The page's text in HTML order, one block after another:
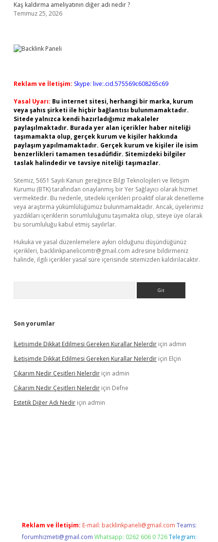
Kaş kaldırma ameliyatının diğer adı nedir ?
Temmuz 25, 2026
Reklam ve İletişim: Skype: live:.cid.575569c608265c69
Yasal Uyarı: Bu internet sitesi, herhangi bir marka, kurum
veya şahıs şirketi ile hiçbir bağlantısı bulunmamaktadır.
Sitede yalnızca kendi hazırladığımız makaleler
paylaşılmaktadır. Burada yer alan içerikler haber niteliği
taşımamakta olup, gerçek kurum ve kişiler hakkında
paylaşım yapılmamaktadır. Gerçek kurum ve kişiler ile isim
benzerlikleri tamamen tesadüfidir. Sitemizdeki bilgiler
taslak halindedir ve tavsiye niteliği taşımazlar.
Sitemiz, 5651 Sayılı Kanun gereğince Bilgi Teknolojileri ve İletişim
Kurumu (BTK) tarafından onaylanmış bir Yer Sağlayıcı olarak hizmet
vermektedir. Bu nedenle, sitedeki içerikleri proaktif olarak denetleme
veya araştırma yükümlülüğümüz bulunmamaktadır. Ancak, üyelerimiz
yazdıkları içeriklerin sorumluluğunu taşımakta olup, siteye üye olarak
bu sorumluluğu kabul etmiş sayılırlar.
Hukuka ve yasal düzenlemelere aykırı olduğunu düşündüğünüz
içerikleri, backlinkpanelicomtr@gmail.com adresine bildirmeniz
halinde, ilgili içerikler yasal süre içerisinde sitemizden kaldırılacaktır.
Son yorumlar
İLetişimde Dikkat Edilmesi Gereken Kurallar Nelerdir için admin
İLetişimde Dikkat Edilmesi Gereken Kurallar Nelerdir için Elçin
Çıkarım Nedir Çeşitleri Nelerdir için admin
Çıkarım Nedir Çeşitleri Nelerdir için Defne
Estetik Diğer Adı Nedir için admin
Reklam ve İletişim: E-mail: backlinkpaneli@gmail.com Teams:
forumhizmeti@gmail.com Whatsapp: 0262 606 0 726 Telegram: